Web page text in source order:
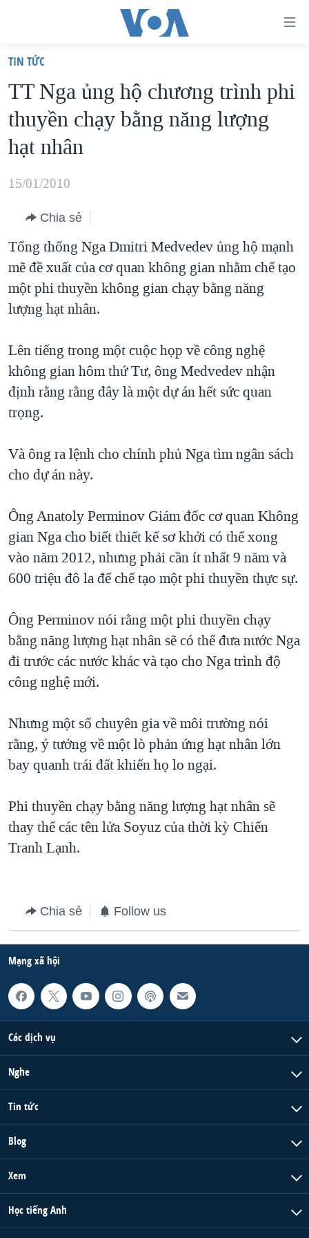
truy
cập
Tới
nội
dung
chính
hướng
chính
Đi
tới
VIỆT NAM
HOA KỲ
BIỂN ĐÔNG
THẾ GIỚI
DIỄN ĐÀN
MỤC
TỰ DO BÁO CHÍ
VẠCH TRẦN TIN GIẢ
ĐỜI SỐNG
KINH TẾ
KHOA HỌC
SỨC KHOẺ
VĂN HOÁ
THỂ THAO
CHUYÊN ĐỀ
CHIẾN TRANH THƯƠNG MẠI CỦA MỸ: QUÁ KHỨ VÀ HIỆN
TẠI
GIẢI MÃ VÀNH ĐAI & CON ĐƯỜNG
NGÀY TỊ NẠN THẾ GIỚI
GROUND ZERO – XƯA VÀ NAY
CÁC GIÁ TRỊ CỘNG HÒA Ở VIỆT NAM
THƯỢNG ĐỈNH TRUMP-KIM TẠI VIỆT NAM
TRỊNH VĨNH BÌNH VS. CHÍNH PHỦ VIỆT NAM
NGƯ DÂN VIỆT VÀ LÀN SÓNG TRỘM HẢI SÂM
BÊN KIA QUỐC LỘ: TIẾNG VỌNG TỪ NÔNG THÔN MỸ
QUAN HỆ VIỆT MỸ
HỌC TIẾNG ANH
NGHE
MẠNG XÃ HỘI
Ngôn ngữ khác
TIN TỨC
TT Nga ủng hộ chương trình phi
thuyền chạy bằng năng lượng
hạt nhân
15/01/2010
Chia sẻ
Tổng thống Nga Dmitri Medvedev ủng hộ mạnh
mẽ đề xuất của cơ quan không gian nhằm chế tạo
một phi thuyền không gian chạy bằng năng
lượng hạt nhân.
Lên tiếng trong một cuộc họp về công nghệ
không gian hôm thứ Tư, ông Medvedev nhận
định rằng rằng đây là một dự án hết sức quan
trọng.
Và ông ra lệnh cho chính phủ Nga tìm ngân sách
cho dự án này.
Ông Anatoly Perminov Giám đốc cơ quan Không
gian Nga cho biết thiết kế sơ khởi có thể xong
vào năm 2012, nhưng phải cần ít nhất 9 năm và
600 triệu đô la để chế tạo một phi thuyền thực sự.
Ông Perminov nói rằng một phi thuyền chạy
bằng năng lượng hạt nhân sẽ có thể đưa nước Nga
đi trước các nước khác và tạo cho Nga trình độ
công nghệ mới.
Nhưng một số chuyên gia về môi trường nói
rằng, ý tưởng về một lò phản ứng hạt nhân lớn
bay quanh trái đất khiến họ lo ngại.
Phi thuyền chạy bằng năng lượng hạt nhân sẽ
thay thế các tên lửa Soyuz của thời kỳ Chiến
Tranh Lạnh.
Chia sẻ Follow us
Mạng xã hội
Các dịch vụ
Nghe
Tin tức
Blog
Xem
Học tiếng Anh